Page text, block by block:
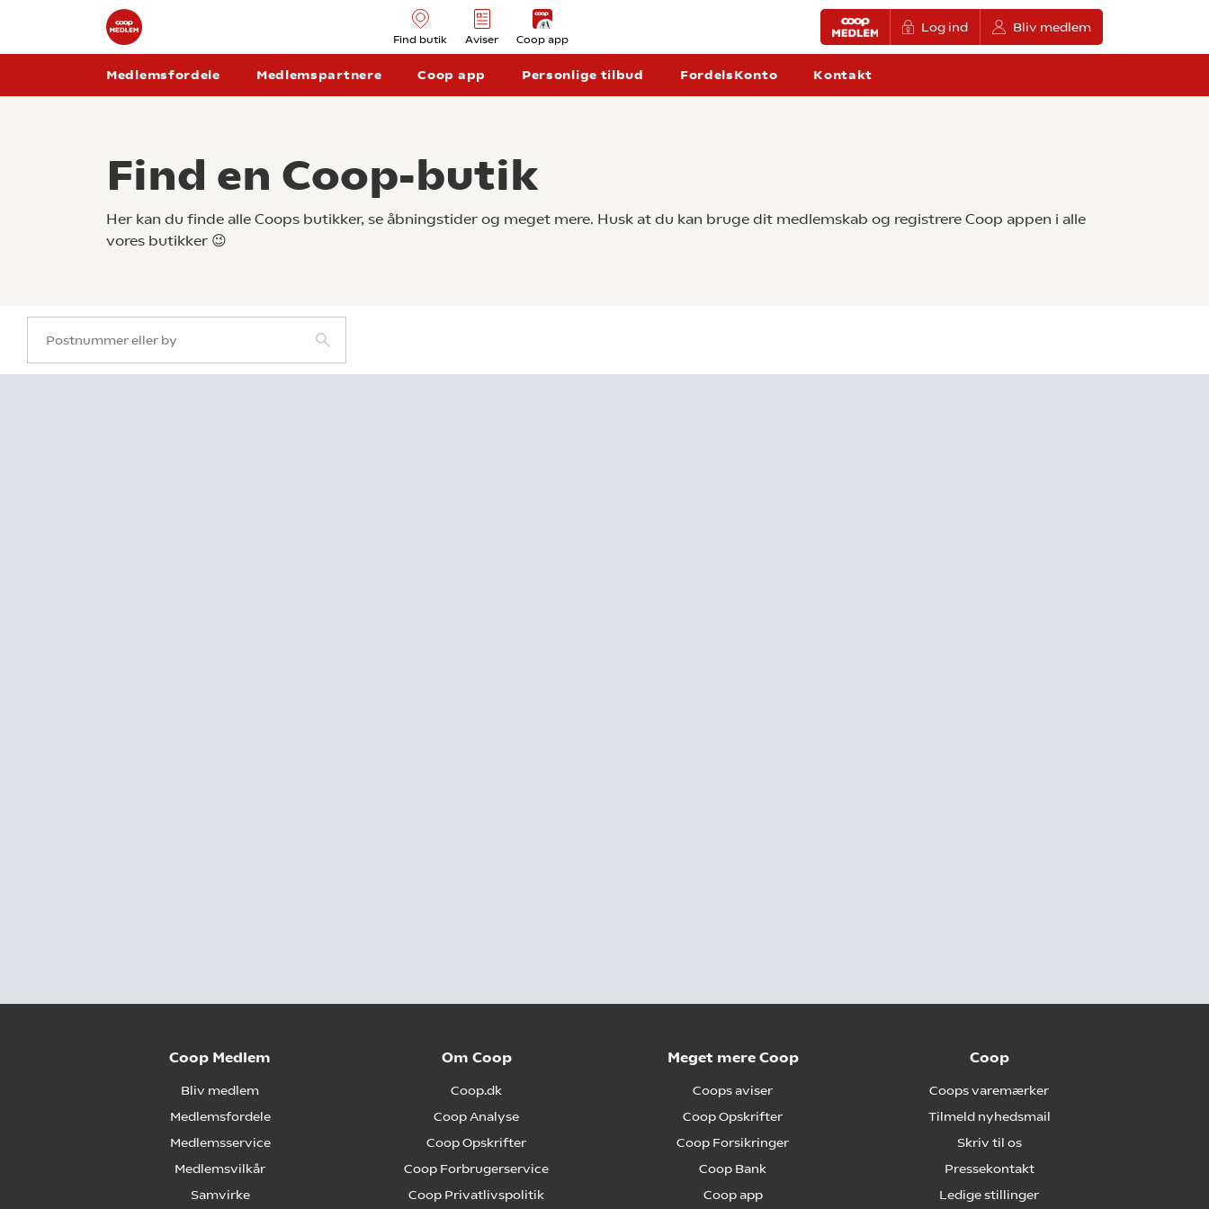
Find butik Aviser Coop app
Log ind Bliv medlem
Medlemsfordele Medlemspartnere Coop app Personlige tilbud FordelsKonto Kontakt
Find en Coop-butik
Her kan du finde alle Coops butikker, se åbningstider og meget mere. Husk at du kan bruge dit medlemskab og registrere Coop appen i alle
vores butikker 😉
Coop Medlem
Bliv medlem
Medlemsfordele
Medlemsservice
Medlemsvilkår
Samvirke
Om Coop
Coop.dk
Coop Analyse
Coop Opskrifter
Coop Forbrugerservice
Coop Privatlivspolitik
Meget mere Coop
Coops aviser
Coop Opskrifter
Coop Forsikringer
Coop Bank
Coop app
Coop
Coops varemærker
Tilmeld nyhedsmail
Skriv til os
Pressekontakt
Ledige stillinger